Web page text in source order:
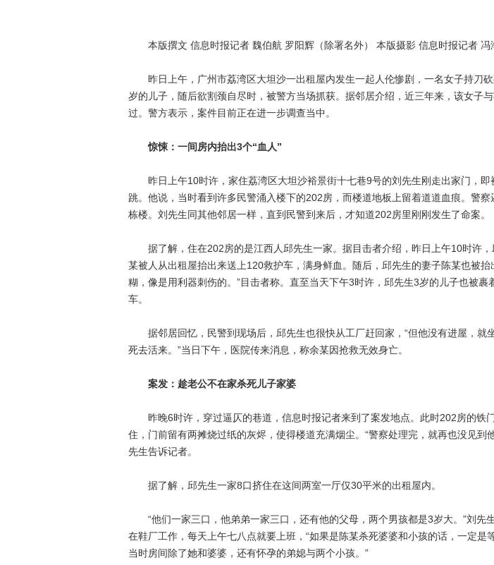
本版撰文 信息时报记者 魏伯航 罗阳辉（除署名外） 本版摄影 信息时报记者 冯
昨日上午，广州市荔湾区大坦沙一出租屋内发生一起人伦惨剧，一名女子持刀
岁的儿子，随后欲割颈自尽时，被警方当场抓获。据邻居介绍，近三年来，该女子
过。警方表示，案件目前正在进一步调查当中。
惊悚：一间房内抬出3个“血人”
昨日上午10时许，家住荔湾区大坦沙裕景街十七巷9号的刘先生刚走出家门，即
跳。他说，当时看到许多民警涌入楼下的202房，而楼道地板上留着道道血痕。警
栋楼。刘先生同其他邻居一样，直到民警到来后，才知道202房里刚刚发生了命案。
据了解，住在202房的是江西人邱先生一家。据目击者介绍，昨日上午10时许，
某被人从出租屋抬出来送上120救护车，满身鲜血。随后，邱先生的妻子陈某也被抬
糊，像是用利器刺伤的。”目击者称。直至当天下午3时许，邱先生3岁的儿子也被裹
车。
据邻居回忆，民警到现场后，邱先生也很快从工厂赶回家，“但他没有进屋，就
死去活来。”当日下午，医院传来消息，称余某因抢救无效身亡。
案发：趁老公不在家杀死儿子家婆
昨晚6时许，穿过逼仄的巷道，信息时报记者来到了案发地点。此时202房的铁
住，门前留有两摊烧过纸的灰烬，使得楼道充满烟尘。“警察处理完，就再也没见到
先生告诉记者。
据了解，邱先生一家8口挤住在这间两室一厅仅30平米的出租屋内。
“他们一家三口，他弟弟一家三口，还有他的父母，两个男孩都是3岁大。”刘先
在鞋厂工作，每天上午七八点就要上班，“如果是陈某杀死婆婆和小孩的话，一定是
当时房间除了她和婆婆，还有怀孕的弟媳与两个小孩。”